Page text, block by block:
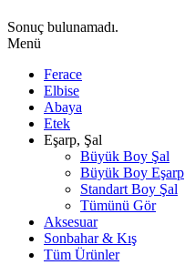
Sonuç bulunamadı.
Menü
Ferace
Elbise
Abaya
Etek
Eşarp, Şal
Büyük Boy Şal
Büyük Boy Eşarp
Standart Boy Şal
Tümünü Gör
Aksesuar
Sonbahar & Kış
Tüm Ürünler